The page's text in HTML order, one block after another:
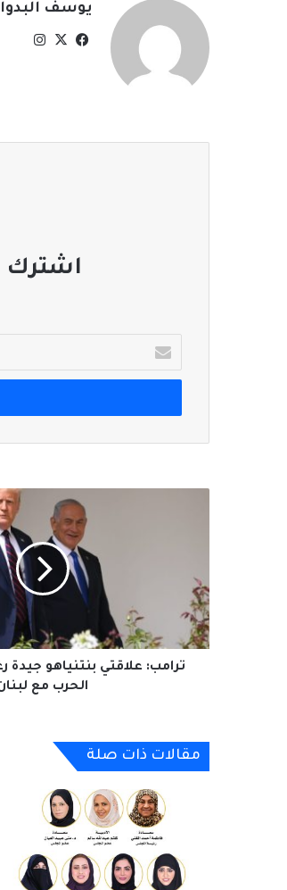
يوسف
فيسبوك
‫X
اشترك
بريدك
الإلكتروني
الخلاف
بشأن
الحرب
مع
ترامب: علاقتي بنتنياهو
الحرب مع
مقالات ذات صلة